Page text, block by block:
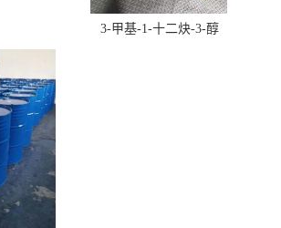
3-甲基-1-十二炔-3-醇